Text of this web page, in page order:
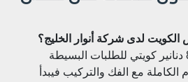
لدى شركة أنوار الخليج؟
تبدأ أسعار النقل لدينا من 8 دنانير كويتي للطلبات البسيطة
مع الفك والتركيب فيبدأ